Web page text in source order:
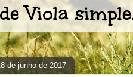
Viola
de junho de 2017